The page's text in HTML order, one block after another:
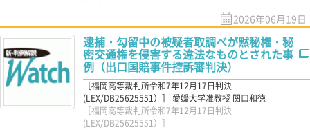
2026年06月19日
逮捕・勾留中の被疑者取調べが黙秘権・秘
密交通権を侵害する違法なものとされた事
例（出口国賠事件控訴審判決）
［福岡高等裁判所令和7年12月17日判決
(LEX/DB25625551）］ 愛媛大学准教授 関口和徳
［福岡高等裁判所令和7年12月17日判決
(LEX/DB25625551）］